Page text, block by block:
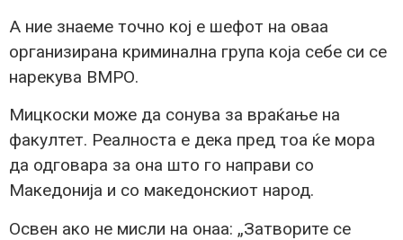
А ние знаеме точно кој е шефот на оваа
организирана криминална група која себе си се
нарекува ВМРО.
Мицкоски може да сонува за враќање на
факултет. Реалноста е дека пред тоа ќе мора
да одговара за она што го направи со
Македонија и со македонскиот народ.
Освен ако не мисли на онаа: „Затворите се